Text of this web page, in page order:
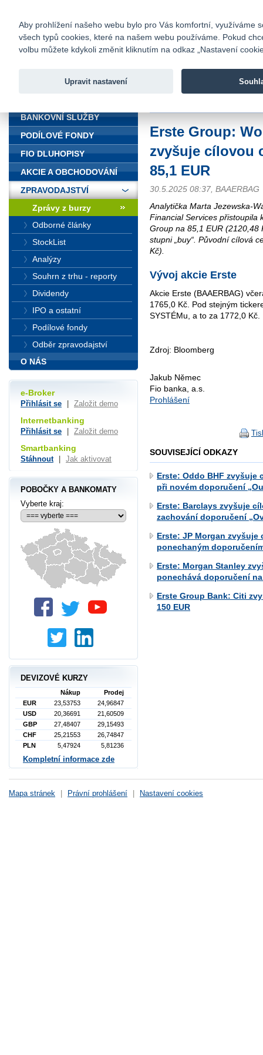
Fio banka
Fio banka
Erste Group:
zvyšuje cílovou
85,1 EUR
30.5.2025 08:37, BAAERBAG
Analytička Marta Jezewska-
Financial Services přistoupila
Group na 85,1 EUR
stupni „buy“. Původní cílová
Kč).
Vývoj akcie Erste
Akcie Erste (BAAERBAG)
1765,0 Kč. Pod stejným
SYSTÉMu, a to za 1772,0 Kč.
Zdroj: Bloomberg
Jakub Němec
Fio banka, a.s.
Prohlášení
SOUVISEJÍCÍ ODKAZY
Erste: Oddo BHF zvyšuje
při novém doporučení
Erste: Barclays zvyšuje
zachování doporučení
Erste: JP Morgan zvyšuje
ponechaným
Erste: Morgan Stanley
ponechává doporučení
Erste Group Bank: Citi
150 EUR
BANKOVNÍ SLUŽBY
PODÍLOVÉ FONDY
FIO DLUHOPISY
AKCIE A OBCHODOVÁNÍ
ZPRAVODAJSTVÍ
Zprávy z burzy
Odborné články
StockList
Analýzy
Souhrn z trhu - reporty
Dividendy
IPO a ostatní
Podílové fondy
Odběr zpravodajství
O NÁS
e-Broker
Přihlásit se Založit demo
Internetbanking
Přihlásit se Založit demo
Smartbanking
Stáhnout Jak aktivovat
POBOČKY A BANKOMATY
Vyberte kraj:
DEVIZOVÉ KURZY
Nákup
Prodej
EUR
23,53753
24,96847
USD
20,36691
21,60509
GBP
27,48407
29,15493
CHF
25,21553
26,74847
PLN
5,47924 5,81236
Kompletní informace zde
Mapa stránek Právní prohlášení Nastavení cookies
Aby prohlížení našeho webu bylo pro Vás komfortní, využíváme
všech typů cookies, které na našem webu používáme. Pokud
volbu můžete kdykoli změnit kliknutím na odkaz „Nastavení
Upravit nastavení